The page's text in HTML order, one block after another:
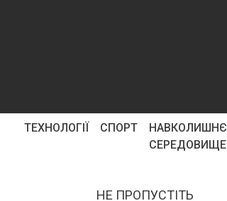
ТЕХНОЛОГІЇ СПОРТ
НАВКОЛИШНЄ
СЕРЕДОВИЩЕ
НЕ ПРОПУСТІТЬ